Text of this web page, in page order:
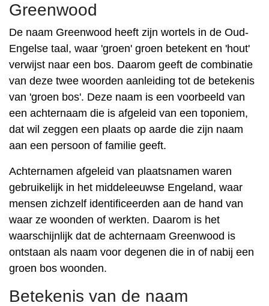
Greenwood
De naam Greenwood heeft zijn wortels in de Oud-
Engelse taal, waar 'groen' groen betekent en 'hout'
verwijst naar een bos. Daarom geeft de combinatie
van deze twee woorden aanleiding tot de betekenis
van 'groen bos'. Deze naam is een voorbeeld van
een achternaam die is afgeleid van een toponiem,
dat wil zeggen een plaats op aarde die zijn naam
aan een persoon of familie geeft.
Achternamen afgeleid van plaatsnamen waren
gebruikelijk in het middeleeuwse Engeland, waar
mensen zichzelf identificeerden aan de hand van
waar ze woonden of werkten. Daarom is het
waarschijnlijk dat de achternaam Greenwood is
ontstaan ​​als naam voor degenen die in of nabij een
groen bos woonden.
Betekenis van de naam